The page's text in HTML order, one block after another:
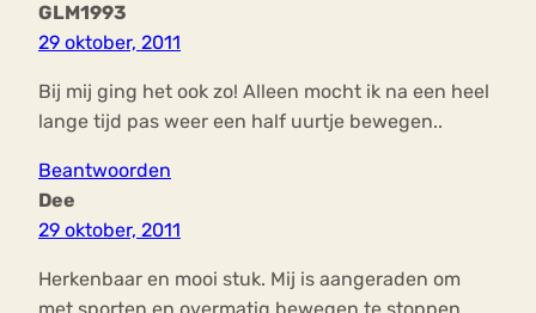
GLM1993
29 oktober, 2011
Bij mij ging het ook zo! Alleen mocht ik na een heel
lange tijd pas weer een half uurtje bewegen..
Beantwoorden
Dee
29 oktober, 2011
Herkenbaar en mooi stuk. Mij is aangeraden om